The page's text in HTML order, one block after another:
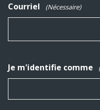
Courriel (Nécessaire)
Je m'identifie comme